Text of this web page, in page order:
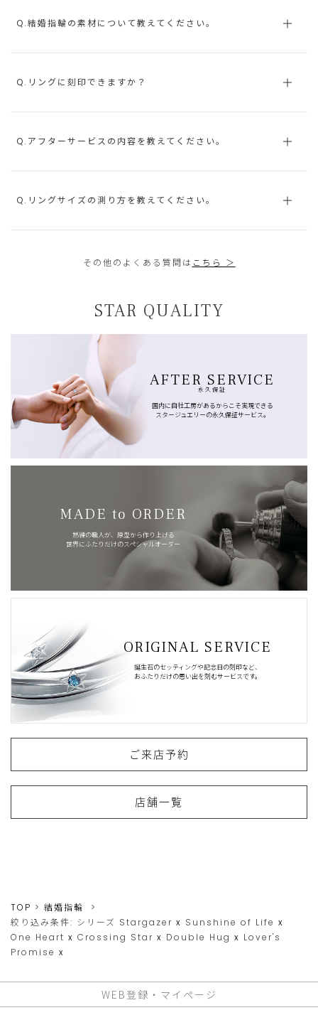
Q.結婚指輪の素材について教えてください。
Q.リングに刻印できますか？
Q.アフターサービスの内容を教えてください。
Q.リングサイズの測り方を教えてください。
その他のよくある質問は こちら ＞
STAR QUALITY
AFTER SERVICE
永久保証
国内に自社工房があるからこそ実現できる
スタージュエリーの永久保証サービス。
MADE to ORDER
熟練の職人が、原型から作り上げる
世界にふたりだけのスペシャルオーダー
ORIGINAL SERVICE
誕生石のセッティングや記念日の刻印など、
おふたりだけの思い出を刻むサービスです。
ご来店予約
店舗一覧
TOP
結婚指輪
絞り込み条件: シリーズ Stargazer x Sunshine of Life x
One Heart x Crossing Star x Double Hug x Lover's
Promise x
WEB登録・マイページ